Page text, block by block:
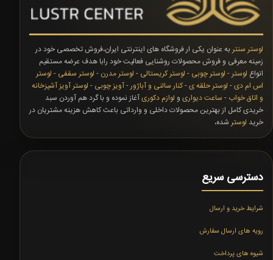
لوستر سنتر به عنوان یکی ار فروشگاه های اینترنتی ایران،فروش تخصصی خود در
زمینه معرفی و فروش محصولات روشنایی فعالیت خود رابا هدف عرضه مستقیم
انواع لوستر - لوستر چوبی - لوستر کریستالی - لوستر مدرن - لوستر سقفی - لوستر
اس ام دی- لوستر حلقه ی-کنار سالنی و آباژور-آویز چوبی - لوستر آویز آشپزخانه
و اتاق خواب - ساعت دیواری و لوازم دکوریآغاز نموده و با گرد هم آوردن سبد
خریدی کامل از بهترین محصولات داخلی و وارداتی باعث کاهش هزینه مشتریان در
خرید لوستر شده،
دسترسی سریع
شرایط خرید و ارسال
رویه های ارسال سفارش
شیوه های پرداخت